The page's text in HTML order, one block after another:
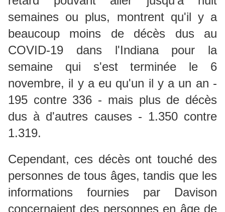
semaines ou plus, montrent qu'il y a
beaucoup moins de décès dus au
COVID-19 dans l'Indiana pour la
semaine qui s'est terminée le 6
novembre, il y a eu qu'un il y a un an -
195 contre 336 - mais plus de décès
dus à d'autres causes - 1.350 contre
1.319.
Cependant, ces décès ont touché des
personnes de tous âges, tandis que les
informations fournies par Davison
concernaient des personnes en âge de